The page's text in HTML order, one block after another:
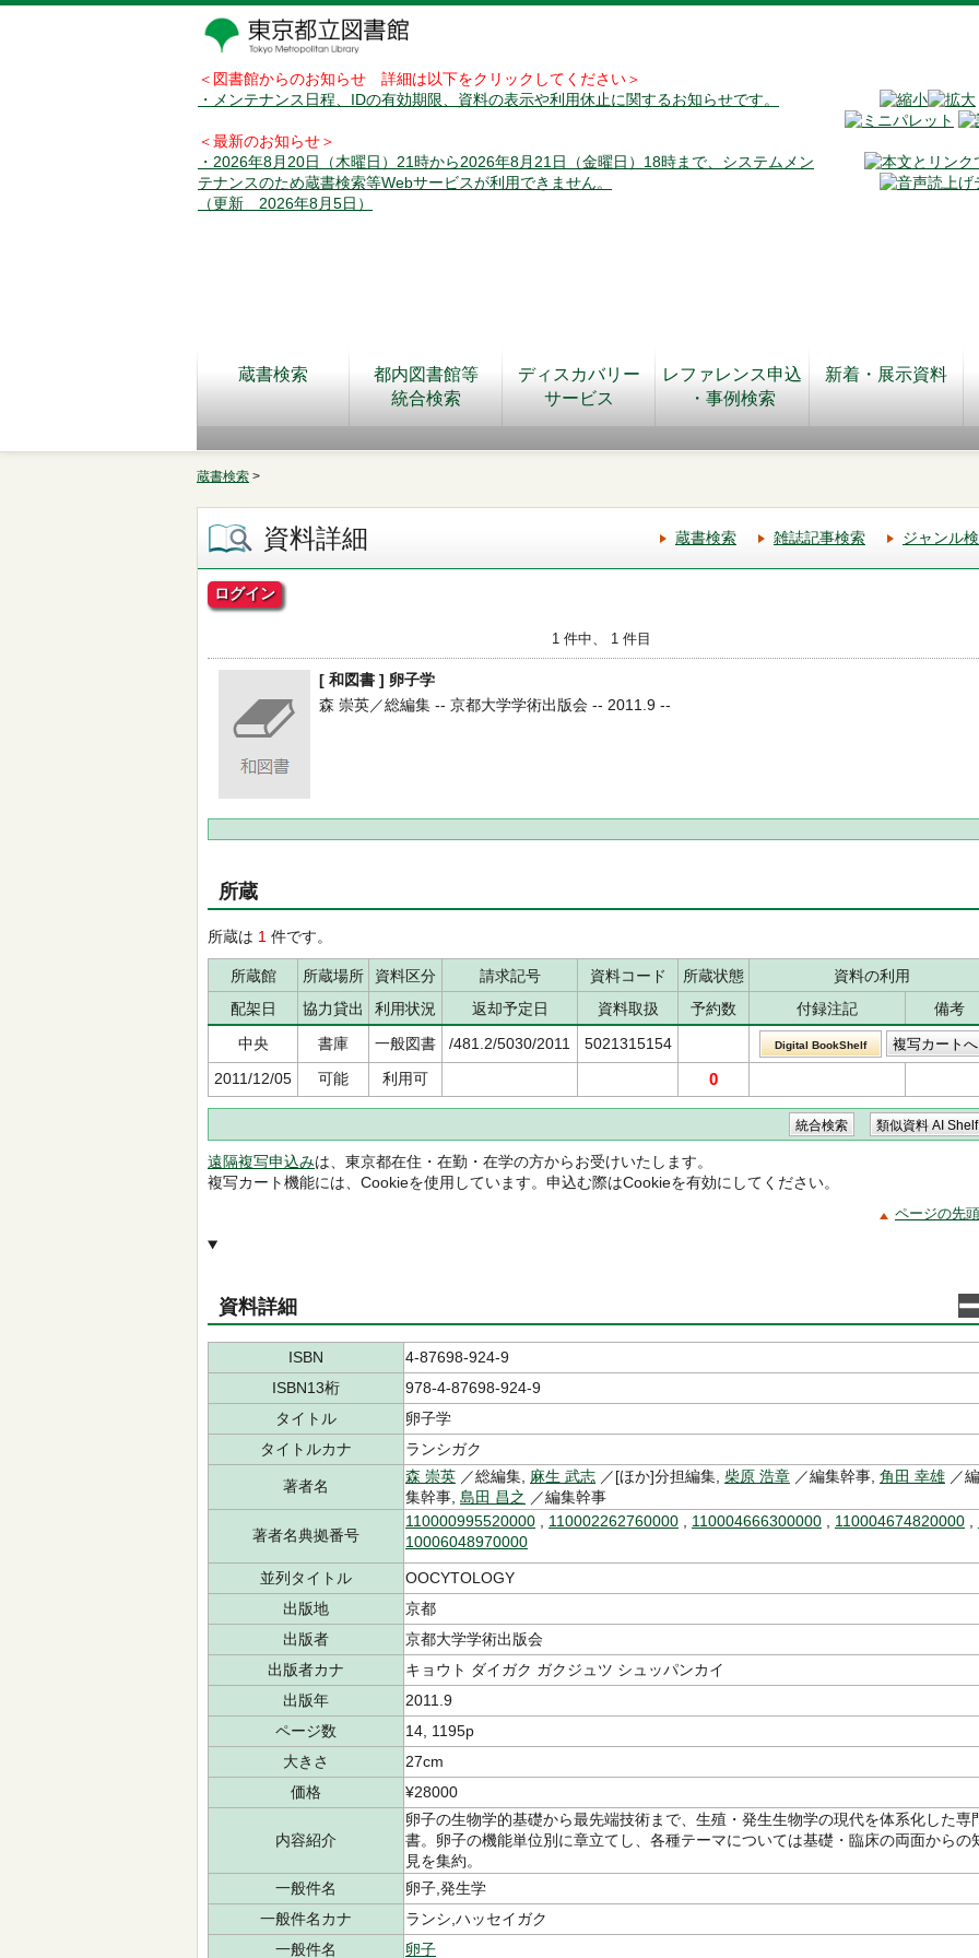
＜図書館からのお知らせ 詳細は以下をクリックしてください＞
・メンテナンス日程、IDの有効期限、資料の表示や利用休止に関するお知らせです。
＜最新のお知らせ＞
・2026年8月20日（木曜日）21時から2026年8月21日（金曜日）18時まで、システムメン
テナンスのため蔵書検索等Webサービスが利用できません。
（更新 2026年8月5日）
蔵書検索
都内図書館等
統合検索
ディスカバリー
サービス
レファレンス申込
・事例検索
新着・展示資料
蔵書検索 >
資料詳細 蔵書検索 雑誌記事検索 ジャンル
ログイン
1 件中、 1 件目
[ 和図書 ] 卵子学
森 崇英／総編集 -- 京都大学学術出版会 -- 2011.9 --
所蔵
所蔵は 1 件です。
所蔵館 所蔵場所 資料区分 請求記号 資料コード 所蔵状態
資料の利用
配架日
協力貸出 利用状況 返却予定日 資料取扱 予約数 付録注記
備考
中央
書庫 一般図書 /481.2/5030/2011 5021315154 Digital BookShelf
2011/12/05 可能 利用可 0
遠隔複写申込みは、東京都在住・在勤・在学の方からお受けいたします。
複写カート機能には、Cookieを使用しています。申込む際はCookieを有効にしてください。
ページの先
資料詳細
ISBN
4-87698-924-9
ISBN13桁
978-4-87698-924-9
タイトル
卵子学
タイトルカナ
ランシガク
著者名
森 崇英 ／総編集, 麻生 武志 ／[ほか]分担編集, 柴原 浩章 ／編集幹事, 角田 幸雄 ／編
集幹事, 島田 昌之 ／編集幹事
著者名典拠番号
110000995520000 110002262760000 110004666300000 110004674820000
10006048970000
並列タイトル
OOCYTOLOGY
出版地
京都
出版者
京都大学学術出版会
出版者カナ
キョウト ダイガク ガクジュツ シュッパンカイ
出版年
2011.9
ページ数
14, 1195p
大きさ
27cm
価格
¥28000
内容紹介
卵子の生物学的基礎から最先端技術まで、生殖・発生生物学の現代を体系化した専
書。卵子の機能単位別に章立てし、各種テーマについては基礎・臨床の両面からの
見を集約。
一般件名
卵子,発生学
一般件名カナ
ランシ,ハッセイガク
一般件名
卵子